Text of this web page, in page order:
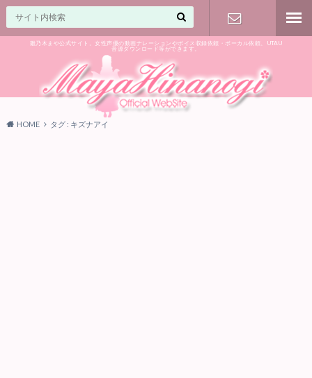
雛乃木まや公式サイト。女性声優の動画ナレーションやボイス収録依頼・ボーカル依頼、UTAU
音源ダウンロード等ができます。
気軽に♪
HOME タグ : キズナアイ